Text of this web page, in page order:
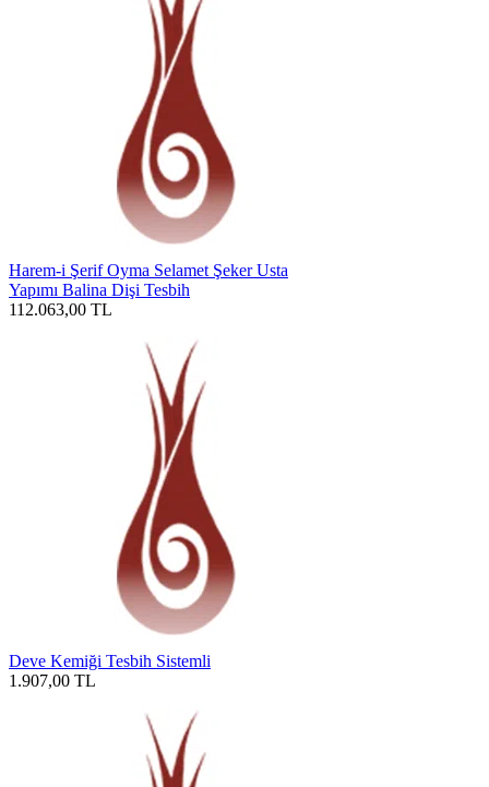
Harem-i Şerif Oyma Selamet Şeker Usta
Yapımı Balina Dişi Tesbih
112.063,00 TL
Deve Kemiği Tesbih Sistemli
1.907,00 TL